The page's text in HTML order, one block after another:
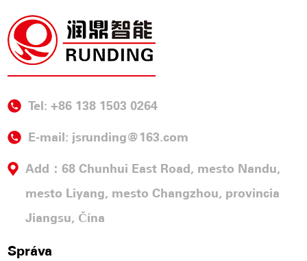
Tel: +86 138 1503 0264
E-mail: jsrunding@163.com
Add：68 Chunhui East Road, mesto Nandu,
mesto Liyang, mesto Changzhou, provincia
Jiangsu, Čína
Správa